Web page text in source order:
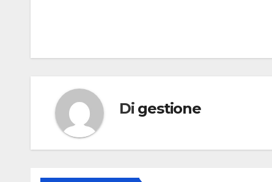
Di gestione